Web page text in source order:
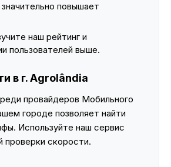
повышает
наш рейтинг и
пользователей выше.
в г. Agrolândia
провайдеров Мобильного
городе позволяет найти
Используйте наш сервис
проверки скорости.